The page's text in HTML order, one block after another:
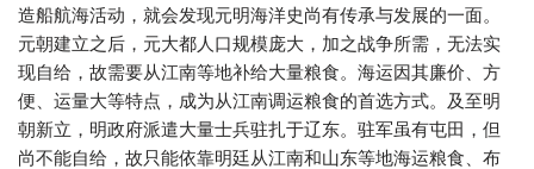
造船航海活动，就会发现元明海洋史尚有传承与发展的一面。
元朝建立之后，元大都人口规模庞大，加之战争所需，无法实
现自给，故需要从江南等地补给大量粮食。海运因其廉价、方
便、运量大等特点，成为从江南调运粮食的首选方式。及至明
朝新立，明政府派遣大量士兵驻扎于辽东。驻军虽有屯田，但
尚不能自给，故只能依靠明廷从江南和山东等地海运粮食、布